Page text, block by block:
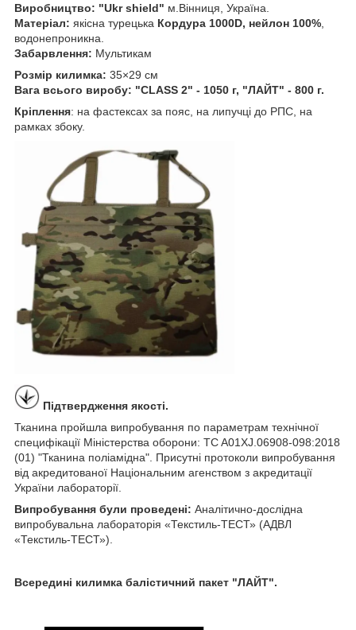
Виробництво: "Ukr shield" м.Вінниця, Україна.
Матеріал: якісна турецька Кордура 1000D, нейлон 100%
водонепроникна.
Забарвлення: Мультикам
Розмір килимка: 35×29 см
Вага всього виробу: "CLASS 2" - 1050 г, "ЛАЙТ" - 800 г.
Кріплення: на фастексах за пояс, на липучці до РПС, на
рамках збоку.
Підтвердження якості.
Тканина пройшла випробування по параметрам технічної
специфікації Міністерства оборони: TC A01XJ.06908-098:2018
(01) "Тканина поліамідна". Присутні протоколи випробування
від акредитованої Національним агенством з акредитації
України лабораторії.
Випробування були проведені: Аналітично-дослідна
випробувальна лабораторія «Текстиль-ТЕСТ» (АДВЛ
«Текстиль-ТЕСТ»).
Всередині килимка балістичний пакет "ЛАЙТ".